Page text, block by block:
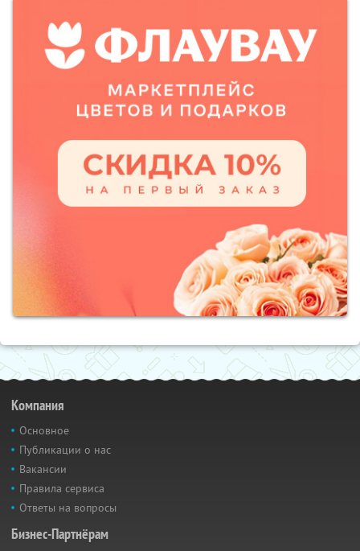
Компания
Основное
Публикации о нас
Вакансии
Правила сервиса
Ответы на вопросы
Бизнес-Партнёрам